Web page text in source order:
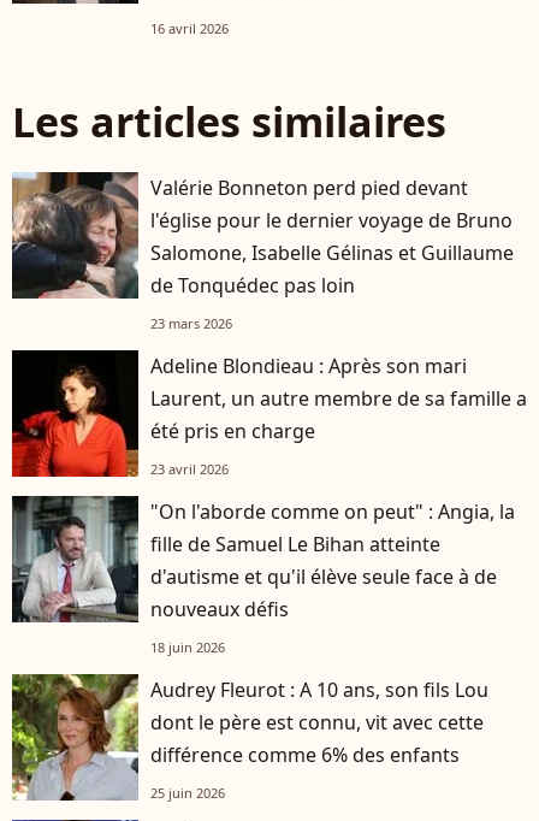
16 avril 2026
Les articles similaires
Valérie Bonneton perd pied devant
l'église pour le dernier voyage de Bruno
Salomone, Isabelle Gélinas et Guillaume
de Tonquédec pas loin
23 mars 2026
Adeline Blondieau : Après son mari
Laurent, un autre membre de sa famille a
été pris en charge
23 avril 2026
"On l'aborde comme on peut" : Angia, la
fille de Samuel Le Bihan atteinte
d'autisme et qu'il élève seule face à de
nouveaux défis
18 juin 2026
Audrey Fleurot : A 10 ans, son fils Lou
dont le père est connu, vit avec cette
différence comme 6% des enfants
25 juin 2026